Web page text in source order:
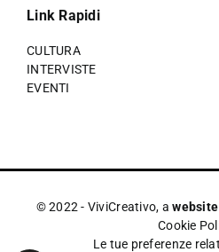
Link Rapidi
CULTURA
INTERVISTE
EVENTI
© 2022 - ViviCreativo, a
Cookie
Le tue preferenze